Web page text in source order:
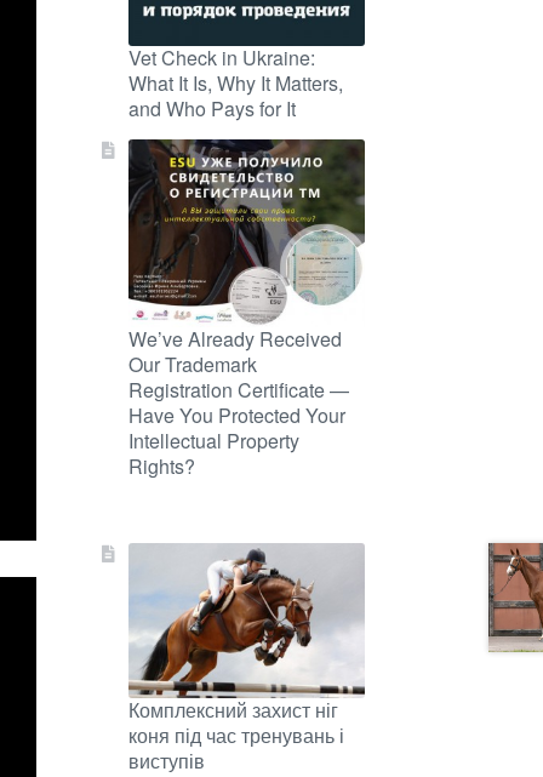
Vet Check in Ukraine:
What It Is, Why It Matters,
and Who Pays for It
We’ve Already Received
Our Trademark
Registration Certificate —
Have You Protected Your
Intellectual Property
Rights?
Комплексний захист ніг
коня під час тренувань і
виступів